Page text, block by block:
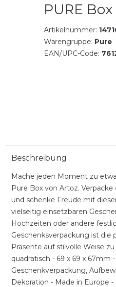
PURE
Artikelnummer:
Warengruppe: Pure
EAN/UPC-Code:
Beschreibung
Mache jeden Moment zu
Pure Box von Artoz.
und schenke Freude mit
vielseitig einsetzbaren
Hochzeiten oder andere
Geschenksverpackung ist die
Präsente auf stilvolle Weise
quadratisch - 69 x 69 x 67mm
Geschenkverpackung,
Dekoration - Made in Europe -